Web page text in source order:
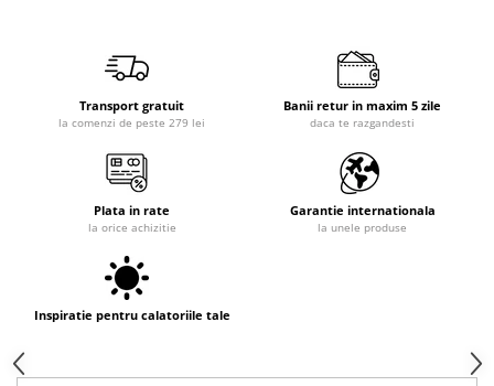
Transport gratuit
la comenzi de peste 279 lei
Banii retur in maxim 5 zile
daca te razgandesti
Plata in rate
la orice achizitie
Garantie internationala
la unele produse
Inspiratie pentru calatoriile tale